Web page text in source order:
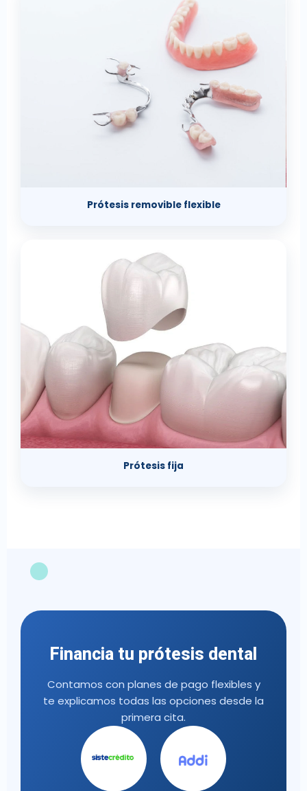
Prótesis removible flexible
Prótesis fija
Financia tu prótesis dental
Contamos con planes de pago flexibles y
te explicamos todas las opciones desde la
primera cita.